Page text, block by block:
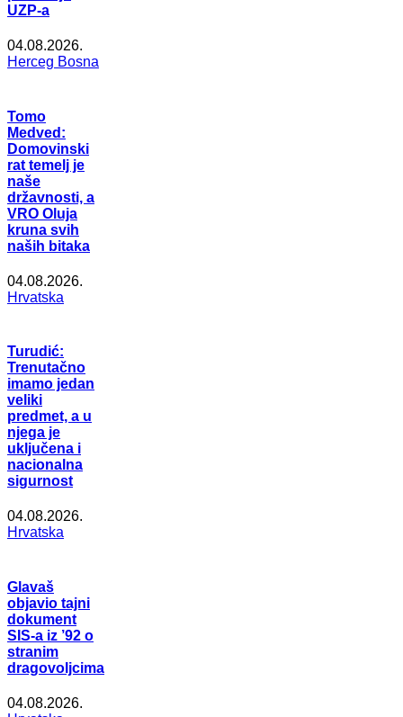
UZP-a
04.08.2026.
Herceg Bosna
Tomo
Medved:
Domovinski
rat temelj je
naše
državnosti, a
VRO Oluja
kruna svih
naših bitaka
04.08.2026.
Hrvatska
Turudić:
Trenutačno
imamo jedan
veliki
predmet, a u
njega je
uključena i
nacionalna
sigurnost
04.08.2026.
Hrvatska
Glavaš
objavio tajni
dokument
SIS-a iz ’92 o
stranim
dragovoljcima
04.08.2026.